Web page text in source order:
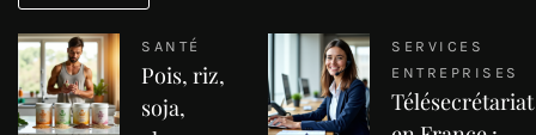
SANTÉ
Pois, riz,
soja,
SERVICES
ENTREPRISES
Télésecrétariat